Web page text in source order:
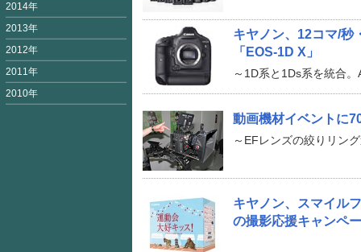
キヤノン、12コマ/秒
「EOS-1D X」
～1D系と1Ds系を統合
動画機材イベントに
～EFレンズの絞りリン
キヤノン、スマイル
の撮影応援キャンペ
2014年
2013年
2012年
2011年
2010年